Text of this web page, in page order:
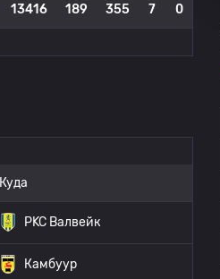
13416 189 355 7 0
Куда
РKC Валвейк
Камбуур